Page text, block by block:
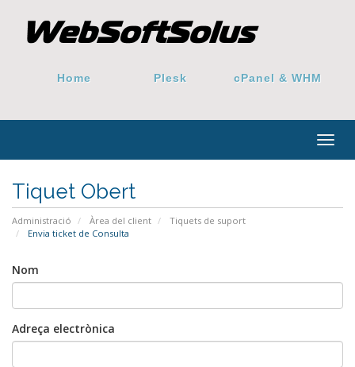
Home Plesk cPanel & WHM
Tiquet Obert
Administració Àrea del client
Tiquets de suport
Envia ticket de Consulta
Nom
Adreça electrònica